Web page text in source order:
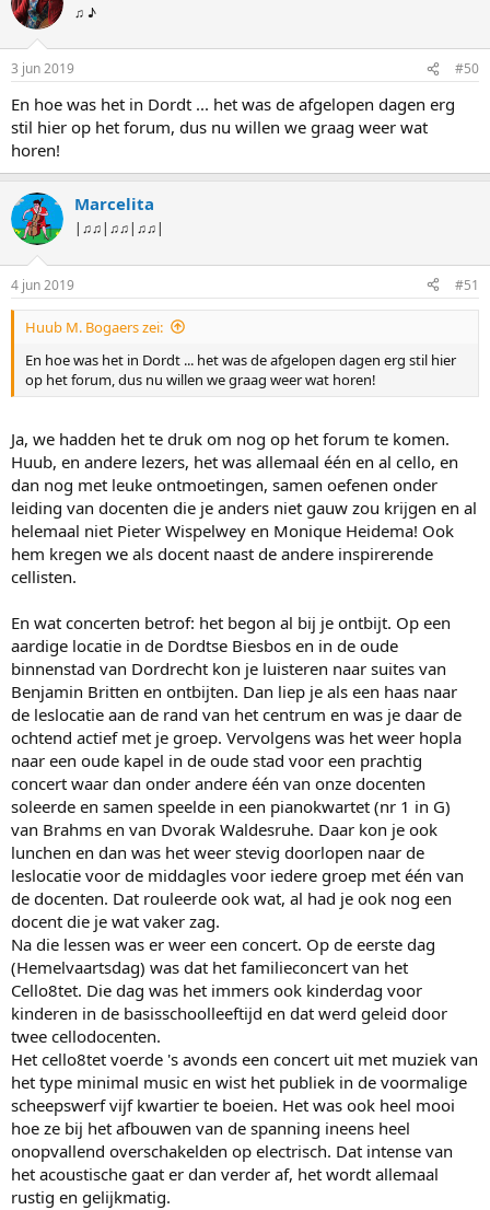
♫ ♪
3 jun 2019 #50
En hoe was het in Dordt ... het was de afgelopen dagen erg
stil hier op het forum, dus nu willen we graag weer wat
horen!
Marcelita
|♫♫|♫♫|♫♫|
4 jun 2019 #51
Huub M. Bogaers zei:
En hoe was het in Dordt ... het was de afgelopen dagen erg stil hier
op het forum, dus nu willen we graag weer wat horen!
Ja, we hadden het te druk om nog op het forum te komen.
Huub, en andere lezers, het was allemaal één en al cello, en
dan nog met leuke ontmoetingen, samen oefenen onder
leiding van docenten die je anders niet gauw zou krijgen en al
helemaal niet Pieter Wispelwey en Monique Heidema! Ook
hem kregen we als docent naast de andere inspirerende
cellisten.
En wat concerten betrof: het begon al bij je ontbijt. Op een
aardige locatie in de Dordtse Biesbos en in de oude
binnenstad van Dordrecht kon je luisteren naar suites van
Benjamin Britten en ontbijten. Dan liep je als een haas naar
de leslocatie aan de rand van het centrum en was je daar de
ochtend actief met je groep. Vervolgens was het weer hopla
naar een oude kapel in de oude stad voor een prachtig
concert waar dan onder andere één van onze docenten
soleerde en samen speelde in een pianokwartet (nr 1 in G)
van Brahms en van Dvorak Waldesruhe. Daar kon je ook
lunchen en dan was het weer stevig doorlopen naar de
leslocatie voor de middagles voor iedere groep met één van
de docenten. Dat rouleerde ook wat, al had je ook nog een
docent die je wat vaker zag.
Na die lessen was er weer een concert. Op de eerste dag
(Hemelvaartsdag) was dat het familieconcert van het
Cello8tet. Die dag was het immers ook kinderdag voor
kinderen in de basisschoolleeftijd en dat werd geleid door
twee cellodocenten.
Het cello8tet voerde 's avonds een concert uit met muziek van
het type minimal music en wist het publiek in de voormalige
scheepswerf vijf kwartier te boeien. Het was ook heel mooi
hoe ze bij het afbouwen van de spanning ineens heel
onopvallend overschakelden op electrisch. Dat intense van
het acoustische gaat er dan verder af, het wordt allemaal
rustig en gelijkmatig.